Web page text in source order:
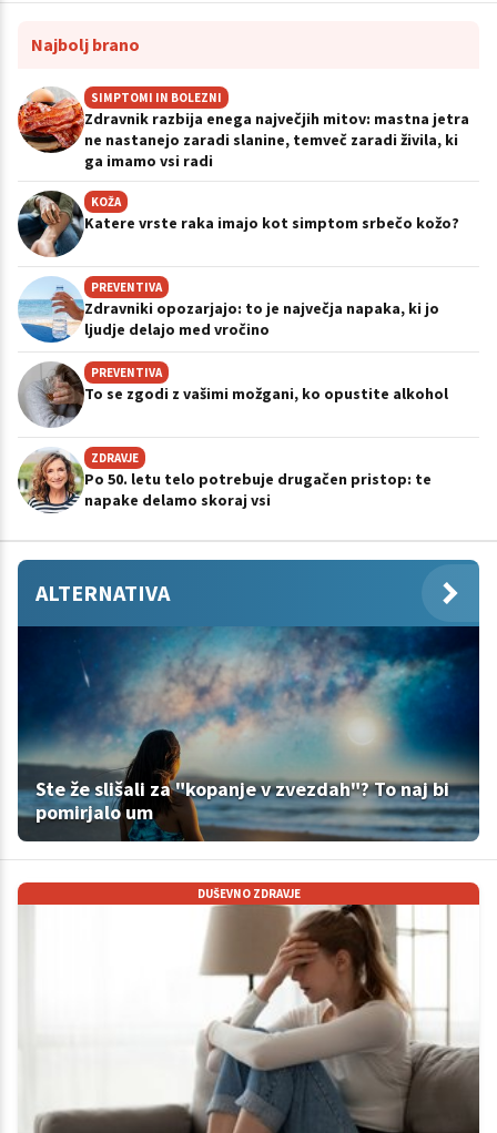
Najbolj brano
SIMPTOMI IN BOLEZNI
Zdravnik razbija enega največjih mitov: mastna jetra
ne nastanejo zaradi slanine, temveč zaradi živila, ki
ga imamo vsi radi
KOŽA
Katere vrste raka imajo kot simptom srbečo kožo?
PREVENTIVA
Zdravniki opozarjajo: to je največja napaka, ki jo
ljudje delajo med vročino
PREVENTIVA
To se zgodi z vašimi možgani, ko opustite alkohol
ZDRAVJE
Po 50. letu telo potrebuje drugačen pristop: te
napake delamo skoraj vsi
ALTERNATIVA
Ste že slišali za "kopanje v zvezdah"? To naj bi
pomirjalo um
DUŠEVNO ZDRAVJE